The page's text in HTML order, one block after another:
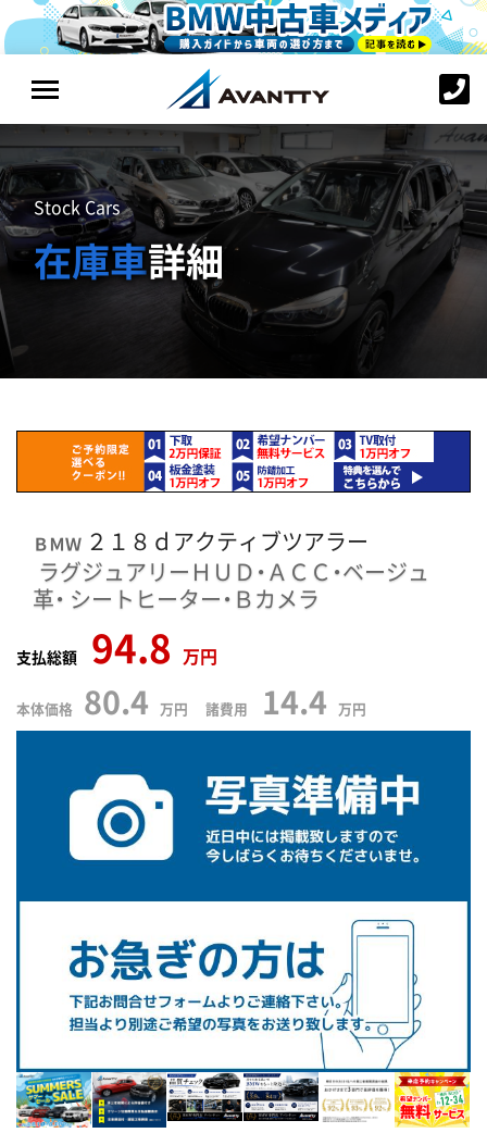
Stock Cars
在庫車詳細
ＢＭＷ ２１８ｄアクティブツアラー
ラグジュアリーＨＵＤ・ＡＣＣ・ベージュ
革・ シートヒーター・Ｂカメラ
支払総額 94.8 万円
本体価格 80.4 万円 諸費用 14.4 万円